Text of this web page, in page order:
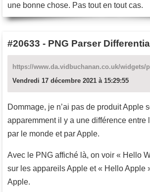
une bonne chose. Pas tout en tout cas.
#20633 - PNG Parser
https://www.da.vidbuchanan.co.uk/widgets/
Vendredi 17 décembre 2021 à 15:29:55
Dommage, je n’ai pas de produit Apple
apparemment il y a une différence entre
par le monde et par Apple.
Avec le PNG affiché là, on voir « Hello
sur les appareils Apple et « Hello Apple
Apple.